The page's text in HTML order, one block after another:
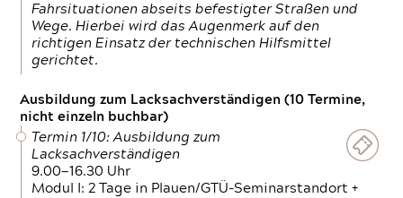
Fahrsituationen abseits befestigter Straßen und
Wege. Hierbei wird das Augenmerk auf den
richtigen Einsatz der technischen Hilfsmittel
gerichtet.
Ausbildung zum Lacksachverständigen (10 Termine,
nicht einzeln buchbar)
Termin 1/10: Ausbildung zum
Lacksachverständigen
9.00—16.30 Uhr
Modul I: 2 Tage in Plauen/GTÜ-Seminarstandort +